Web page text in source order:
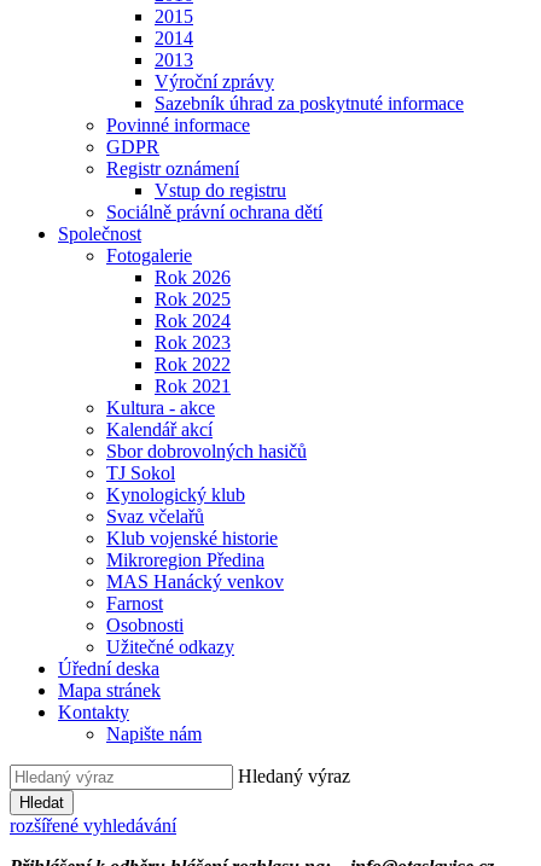
2015
2014
2013
Výroční zprávy
Sazebník úhrad za poskytnuté informace
Povinné informace
GDPR
Registr oznámení
Vstup do registru
Sociálně právní ochrana dětí
Společnost
Fotogalerie
Rok 2026
Rok 2025
Rok 2024
Rok 2023
Rok 2022
Rok 2021
Kultura - akce
Kalendář akcí
Sbor dobrovolných hasičů
TJ Sokol
Kynologický klub
Svaz včelařů
Klub vojenské historie
Mikroregion Předina
MAS Hanácký venkov
Farnost
Osobnosti
Užitečné odkazy
Úřední deska
Mapa stránek
Kontakty
Napište nám
Hledaný výraz
Hledat
rozšířené vyhledávání